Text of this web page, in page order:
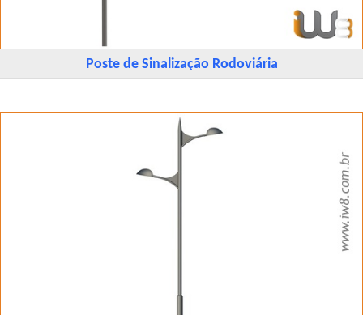
Poste de Sinalização Rodoviária